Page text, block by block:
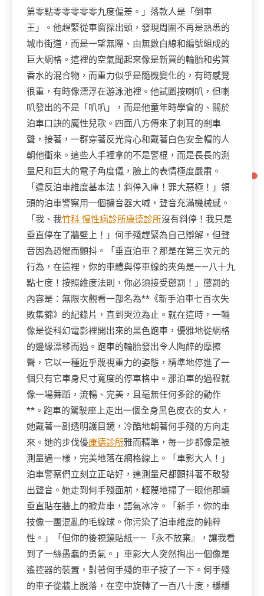
第零點零零零零零九度偏差。」落款人是「倒車
王」。他趕緊從車窗探出頭，發現周圍不再是熟悉的
城市街道，而是一望無際、由無數白線和編號組成的
巨大網格。這裡的空氣聞起來像是新買的輪胎和劣質
香水的混合物，而重力似乎是隨機變化的，有時感覺
很重，有時像漂浮在游泳池裡。他試圖按喇叭，但喇
叭發出的不是「叭叭」，而是他童年時學會的、關於
泊車口訣的魔性兒歌。四面八方傳來了刺耳的剎車
聲，接著，一群穿著反光背心和戴著白色安全帽的人
朝他衝來。這些人手裡拿的不是警棍，而是長長的測
量尺和巨大的電子角度儀，臉上的表情極度嚴肅。
「違反泊車維度基本法！斜停入庫！罪大惡極！」領
頭的泊車警察用一個擴音器大喊，聲音充滿機械感。
「我、我竹科 慢性病診所康德診所沒有斜停！我只是
垂直停在了牆壁上！」何手殘趕緊為自己辯解，但聲
音因為恐懼而顫抖。「垂直泊車？那是在第三次元的
行為，在這裡，你的車體與停車線的夾角是——八十九
點七度！按照維度法則，你必須接受懲罰！」懲罰的
內容是：無限次觀看一部名為**《新手泊車七百次失
敗集錦》的紀錄片，直到哭泣為止。就在這時，一輛
像是從科幻電影裡開出來的黑色跑車，優雅地從網格
的邊緣漂移而過。跑車的輪胎發出令人陶醉的摩擦
聲，它以一種近乎蔑視重力的姿態，精準地停進了一
個只有它車身尺寸寬度的停車格中。那泊車的過程就
像一場舞蹈，流暢、完美，且毫無任何多餘的動作
**。跑車的駕駛座上走出一個全身黑色皮衣的女人，
她戴著一副透明護目鏡，冷酷地朝著何手殘的方向走
來。她的步伐優康德診所雅而精準，每一步都像是被
測量過一樣，完美地落在網格線上。「車影大人！」
泊車警察們立刻立正站好，連測量尺都顫抖著不敢發
出聲音。她走到何手殘面前，輕蔑地掃了一眼他那輛
垂直貼在牆上的掀背車，語氣冰冷。「新手，你的車
技像一團混亂的毛線球。你污染了泊車維度的純粹
性。」「但你的後視鏡貼紙——『永不放棄』，讓我看
到了一絲愚蠢的勇氣。」車影大人突然掏出一個像是
遙控器的裝置，對著何手殘的車子按了一下。何手殘
的車子從牆上脫落，在空中旋轉了一百八十度，穩穩